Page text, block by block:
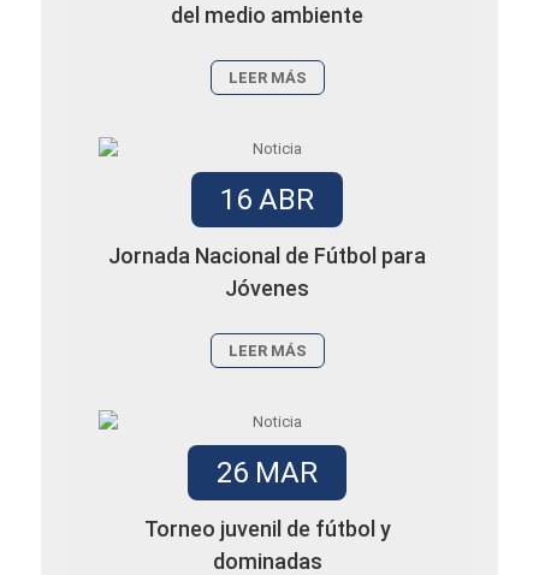
del medio ambiente
LEER MÁS
16 ABR
Jornada Nacional de Fútbol para
Jóvenes
LEER MÁS
26 MAR
Torneo juvenil de fútbol y
dominadas